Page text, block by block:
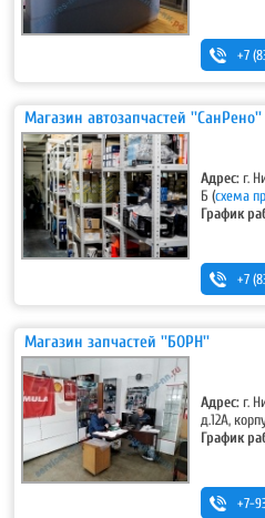
Магазин автозапчастей
Адрес: г.
Б (схема
График
Магазин запчастей ''БОРН''
Адрес: г.
д.12А,
График